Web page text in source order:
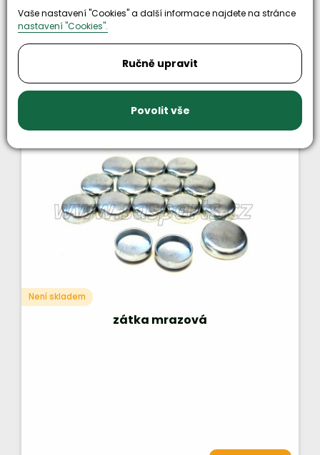
Vaše nastavení "Cookies" a další informace najdete na stránce
nastavení "Cookies".
Ručně upravit
Povolit vše
Není skladem
zátka mrazová